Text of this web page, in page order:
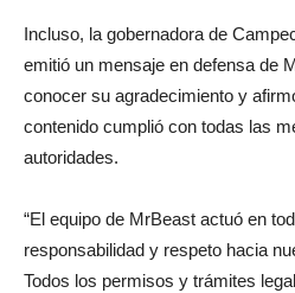
Incluso, la gobernadora de
emitió un mensaje en defensa de
conocer su agradecimiento y
contenido cumplió con todas las
autoridades.
“El equipo de MrBeast actuó en
responsabilidad y respeto hacia
Todos los permisos y trámites